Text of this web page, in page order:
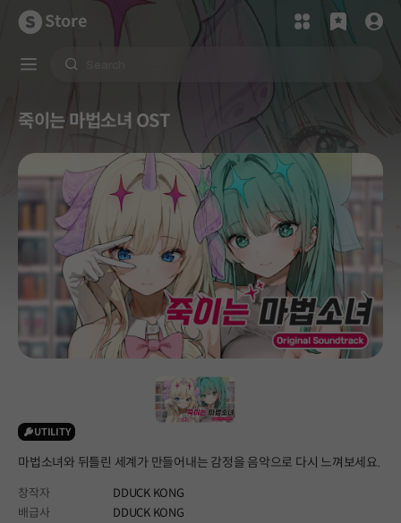
Store
죽이는 마법소녀 OST
UTILITY
마법소녀와 뒤틀린 세계가 만들어내는 감정을 음악으로 다시 느껴보세요.
창작자
DDUCK KONG
배급사
DDUCK KONG